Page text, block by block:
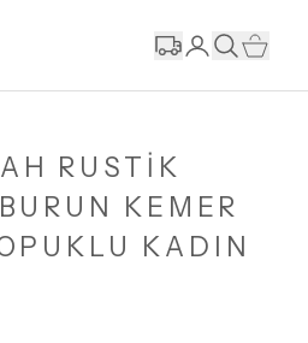
RUSTİK
KEMER
KADIN